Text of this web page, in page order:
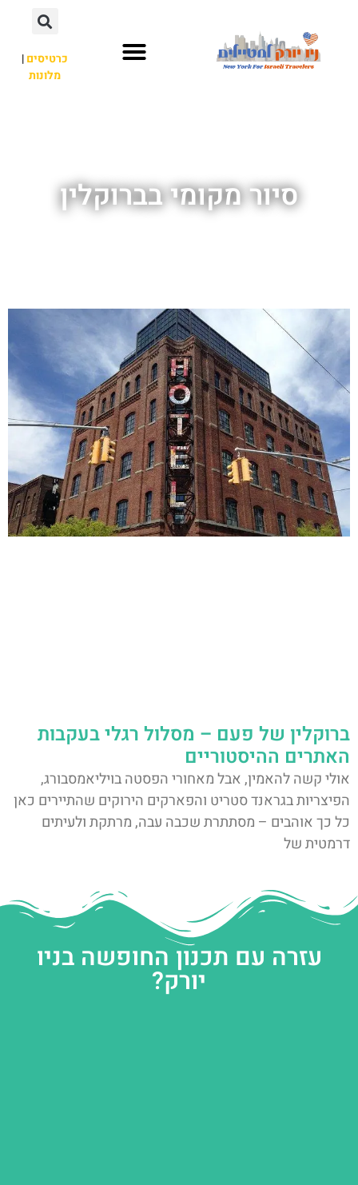
כרטיסים|
מלונות
סיור מקומי בברוקלין
ברוקלין של פעם – מסלול רגלי בעקבות
האתרים ההיסטוריים
אולי קשה להאמין, אבל מאחורי הפסטה בויליאמסבורג,
הפיצריות בגראנד סטריט והפארקים הירוקים שהתיירים כאן
כל כך אוהבים – מסתתרת שכבה עבה, מרתקת ולעיתים
דרמטית של
עזרה עם תכנון החופשה בניו
יורק?